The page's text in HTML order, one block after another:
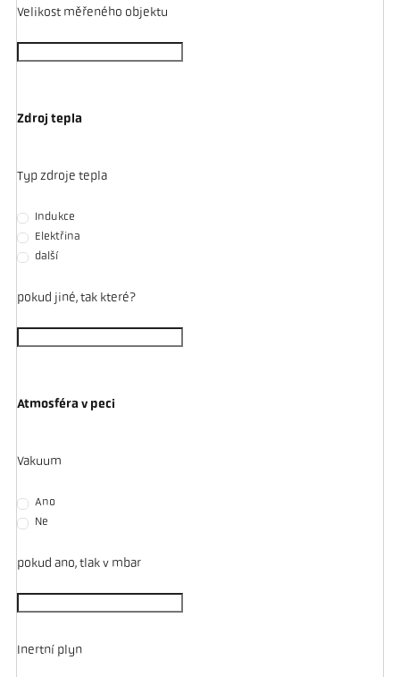
Velikost měřeného objektu
Zdroj tepla
Typ zdroje tepla
Indukce
Elektřina
další
pokud jiné, tak které?
Atmosféra v peci
Vakuum
Ano
Ne
pokud ano, tlak v mbar
Inertní plyn